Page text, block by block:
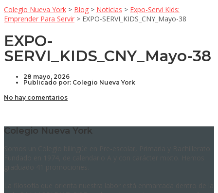
Colegio Nueva York > Blog > Noticias > Expo-Servi Kids:
Emprender Para Servir > EXPO-SERVI_KIDS_CNY_Mayo-38
EXPO-
SERVI_KIDS_CNY_Mayo-38
28 mayo, 2026
Publicado por: Colegio Nueva York
No hay comentarios
Colegio Nueva York